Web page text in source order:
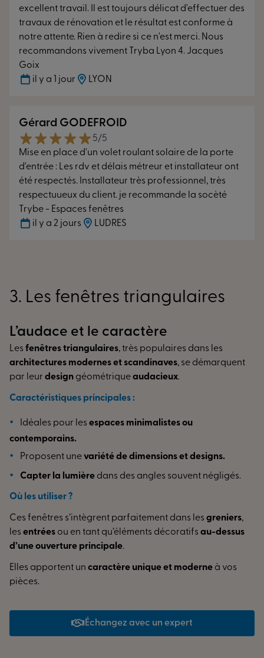
excellent travail. Il est toujours délicat d'effectuer des
travaux de rénovation et le résultat est conforme à
notre attente. Rien à redire si ce n'est merci. Nous
recommandons vivement Tryba Lyon 4. Jacques
Goix
il y a 1 jour
LYON
Gérard GODEFROID
5/5
Mise en place d'un volet roulant solaire de la porte
d'entrée : Les rdv et délais métreur et installateur ont
été respectés. Installateur très professionnel, très
respectuueux du client. je recommande la socèté
Trybe - Espaces fenêtres
il y a 2 jours
LUDRES
3. Les fenêtres triangulaires
L’audace et le caractère
Les fenêtres triangulaires, très populaires dans les
architectures modernes et scandinaves, se démarquent
par leur design géométriqueaudacieux.
Caractéristiques principales :
Idéales pour les espaces minimalistes ou
contemporains.
Proposent unevariété de dimensions et designs.
Capter la lumière dans des angles souvent négligés.
Où les utiliser ?
Ces fenêtres s’intègrent parfaitement dans les greniers,
les entrées ou en tant qu’éléments décoratifs au-dessus
d’une ouverture principale.
Elles apportent un caractère unique et moderne à vos
pièces.
Échangez avec un expert